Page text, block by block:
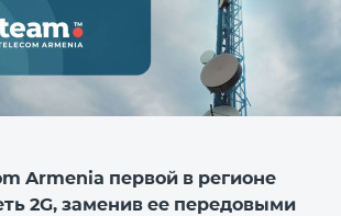
Armenia первой в регионе
2G, заменив ее передовыми